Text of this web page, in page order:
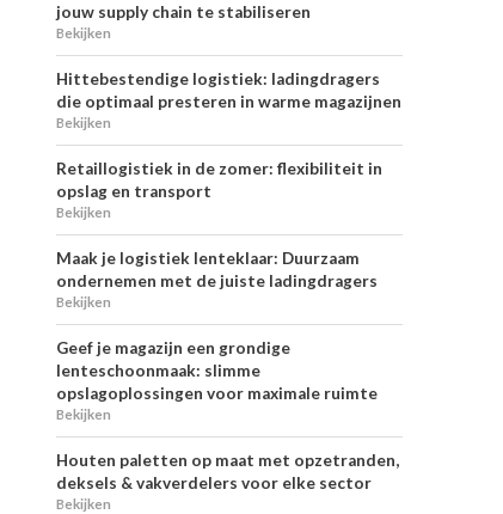
jouw supply chain te stabiliseren
Bekijken
Hittebestendige logistiek: ladingdragers
die optimaal presteren in warme magazijnen
Bekijken
Retaillogistiek in de zomer: flexibiliteit in
opslag en transport
Bekijken
Maak je logistiek lenteklaar: Duurzaam
ondernemen met de juiste ladingdragers
Bekijken
Geef je magazijn een grondige
lenteschoonmaak: slimme
opslagoplossingen voor maximale ruimte
Bekijken
Houten paletten op maat met opzetranden,
deksels & vakverdelers voor elke sector
Bekijken